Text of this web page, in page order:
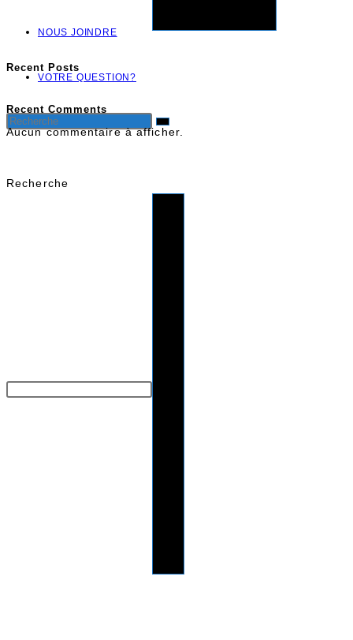
NOUS JOINDRE
VOTRE QUESTION?
Recent Posts
Recent Comments
Aucun commentaire à afficher.
Recherche